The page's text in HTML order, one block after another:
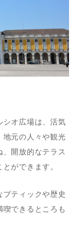
シオ広場は、活気
地元の人々や観光
開放的なテラス
ができます。
ティックや歴史
できるところも